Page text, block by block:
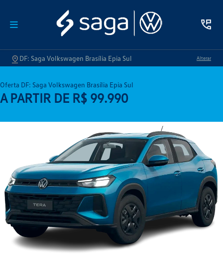
DF: Saga Volkswagen Brasília Epia Sul Alterar
Oferta DF: Saga Volkswagen Brasília Epia Sul
A PARTIR DE R$ 99.990